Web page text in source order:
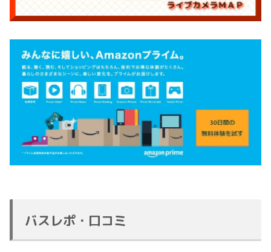
バスレポ・口コミ